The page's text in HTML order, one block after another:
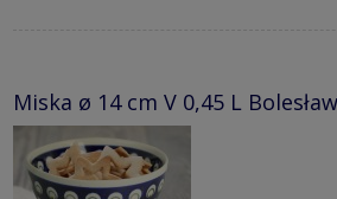
Miska ø 14 cm V 0,45 L